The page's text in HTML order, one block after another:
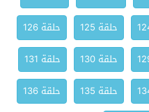
حلقة 125
حلقة 126
حلقة 130
حلقة 131
حلقة 135
حلقة 136